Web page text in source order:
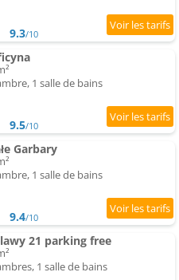
9.3/10
1 salle de bains
9.5/10
Garbary
1 salle de bains
9.4/10
21 parking free
1 salle de bains